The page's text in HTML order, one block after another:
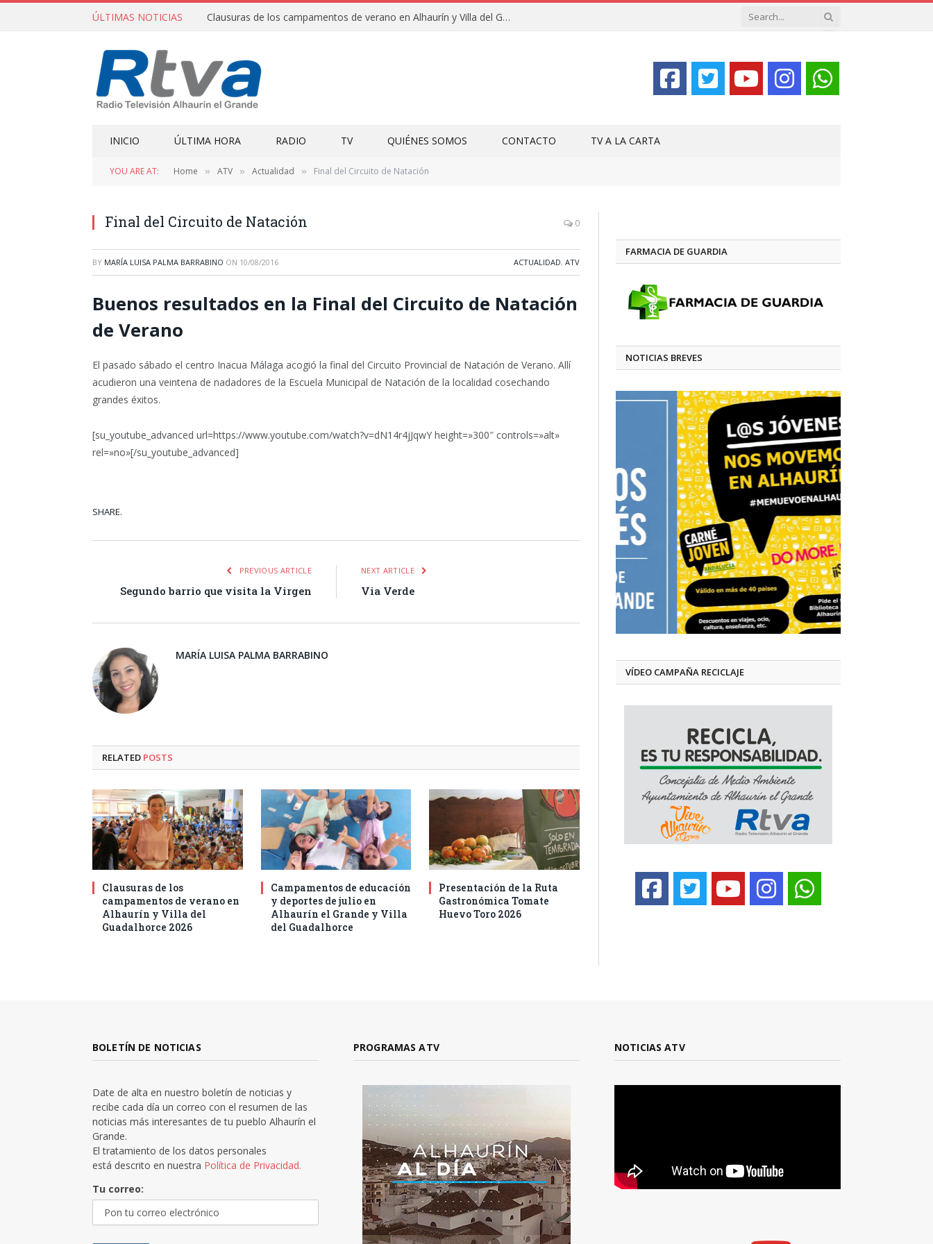
ÚLTIMAS NOTICIAS Clausuras de los campamentos de verano en Alhaurín y Villa del Guadalhorce 2026
INICIO ÚLTIMA HORA RADIO TV QUIÉNES SOMOS CONTACTO TV A LA CARTA
YOU ARE AT: Home » ATV » Actualidad » Final del Circuito de Natación
Final del Circuito de Natación 0
BY MARÍA LUISA PALMA BARRABINO ON 10/08/2016 ACTUALIDAD, ATV
Buenos resultados en la Final del Circuito de Natación
de Verano
El pasado sábado el centro Inacua Málaga acogió la final del Circuito Provincial de Natación de Verano. Allí
acudieron una veintena de nadadores de la Escuela Municipal de Natación de la localidad cosechando
grandes éxitos.
[su_youtube_advanced url=https://www.youtube.com/watch?v=dN14r4jJqwY height=»300″ controls=»alt»
rel=»no»[/su_youtube_advanced]
SHARE.
PREVIOUS ARTICLE
Segundo barrio que visita la Virgen
NEXT ARTICLE
Via Verde
MARÍA LUISA PALMA BARRABINO
RELATED POSTS
Clausuras de los
campamentos de verano en
Alhaurín y Villa del
Guadalhorce 2026
Campamentos de educación
y deportes de julio en
Alhaurín el Grande y Villa
del Guadalhorce
Presentación de la Ruta
Gastronómica Tomate
Huevo Toro 2026
FARMACIA DE GUARDIA
NOTICIAS BREVES
VÍDEO CAMPAÑA RECICLAJE
BOLETÍN DE NOTICIAS
Date de alta en nuestro boletín de noticias y
recibe cada día un correo con el resumen de las
noticias más interesantes de tu pueblo Alhaurín el
Grande.
El tratamiento de los datos personales
está descrito en nuestra Política de Privacidad.
Tu correo:
PROGRAMAS ATV NOTICIAS ATV